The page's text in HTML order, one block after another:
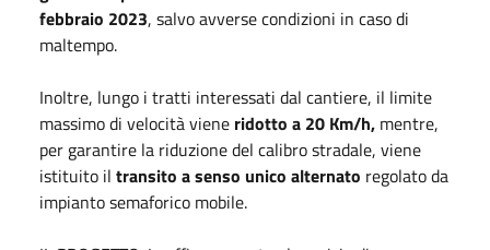
febbraio 2023, salvo avverse condizioni in caso di
maltempo.
Inoltre, lungo i tratti interessati dal cantiere, il limite
massimo di velocità viene ridotto a 20 Km/h, mentre,
per garantire la riduzione del calibro stradale, viene
istituito il transito a senso unico alternato regolato da
impianto semaforico mobile.